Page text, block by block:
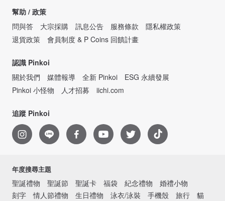
幫助 / 政策
問與答
大宗採購 訊息公告 服務條款
隱私權政策
退貨政策
會員制度 & P Coins 回饋計畫
認識 Pinkoi
關於我們
媒體報導 全新 Pinkoi
ESG 永續發展
Pinkoi 小怪物
人才招募 iichi.com
追蹤 Pinkoi
年度搜尋主題
聖誕禮物 聖誕節 聖誕卡 福袋 紀念禮物
婚禮小物
刻字
情人節禮物 生日禮物 泳衣/泳裝 手機殼 旅行 貓